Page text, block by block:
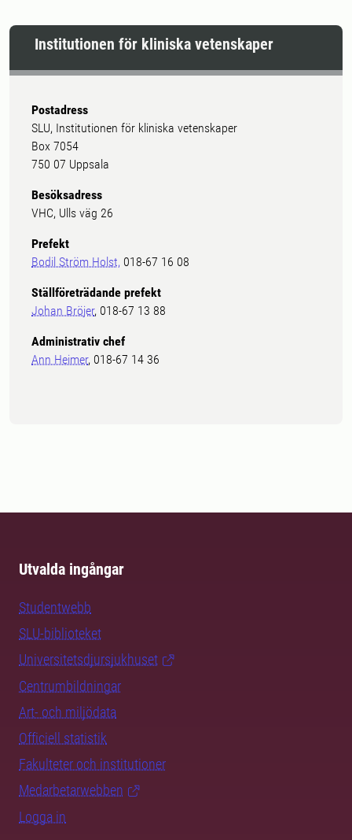
Institutionen för kliniska vetenskaper
Postadress
SLU, Institutionen för kliniska vetenskaper
Box 7054
750 07 Uppsala
Besöksadress
VHC, Ulls väg 26
Prefekt
Bodil Ström Holst, 018-67 16 08
Ställföreträdande prefekt
Johan Bröjer, 018-67 13 88
Administrativ chef
Ann Heimer, 018-67 14 36
Utvalda ingångar
Studentwebb
SLU-biblioteket
Universitetsdjursjukhuset
Centrumbildningar
Art- och miljödata
Officiell statistik
Fakulteter och institutioner
Medarbetarwebben
Logga in